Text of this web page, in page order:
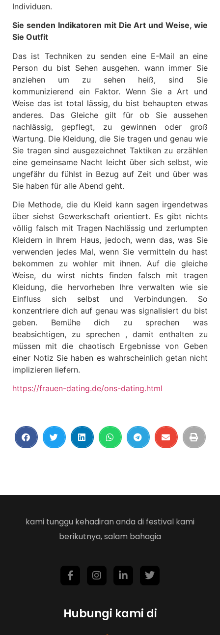
Individuen.
Sie senden Indikatoren mit Die Art und Weise, wie
Sie Outfit
Das ist Techniken zu senden eine E-Mail an eine
Person du bist Sehen ausgehen. wann immer Sie
anziehen um zu sehen heiß, sind Sie
kommunizierend ein Faktor. Wenn Sie a Art und
Weise das ist total lässig, du bist behaupten etwas
anderes. Das Gleiche gilt für ob Sie aussehen
nachlässig, gepflegt, zu gewinnen oder groß
Wartung. Die Kleidung, die Sie tragen und genau wie
Sie tragen sind ausgezeichnet Taktiken zu erzählen
eine gemeinsame Nacht leicht über sich selbst, wie
ungefähr du fühlst in Bezug auf Zeit und über was
Sie haben für alle Abend geht.
Die Methode, die du Kleid kann sagen irgendetwas
über siehst Gewerkschaft orientiert. Es gibt nichts
völlig falsch mit Tragen Nachlässig und zerlumpten
Kleidern in Ihrem Haus, jedoch, wenn das, was Sie
verwenden jedes Mal, wenn Sie vermitteln du hast
bekommen zu wohler mit ihnen. Auf die gleiche
Weise, du wirst nichts finden falsch mit tragen
Kleidung, die hervorheben Ihre verwalten wie sie
Einfluss sich selbst und Verbindungen. So
konzentriere dich auf genau was signalisiert du bist
geben. Bemühe dich zu sprechen was
beabsichtigen, zu sprechen , damit enthalten zu
müssen mit die chaotisch Ergebnisse von Geben
einer Notiz Sie haben es wahrscheinlich getan nicht
implizieren liefern.
https://frauen-dating.de/ons-dating.html
kami tunggu kehadiran anda di festival kami
berikutnya, salam bahagia
Hubungi kami di